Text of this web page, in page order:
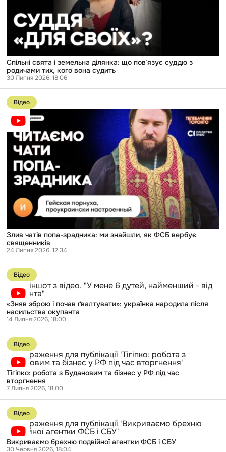
родичами
тих,
вона
судить
Спільні свята і земельна ділянка: що повʼязує суддю з
родичами тих, кого вона судить
30 Липня 2026, 18:06
Перейти
до
публікації
Злив
чатів
попа-
зрадника:
знайшли,
ФСБ
вербує
священників
Відео
Злив чатів попа-зрадника: ми знайшли, як ФСБ вербує
священників
24 Липня 2026, 12:34
Перейти
до
публікації
«Зняв
зброю
почав
ґвалтувати»:
українка
народила
після
насильства
окупанта
Відео
«Зняв зброю і почав ґвалтувати»: українка народила після
насильства окупанта
14 Липня 2026, 18:00
Перейти
до
публікації
Тігіпко:
робота
Будановим
та
бізнес
РФ
під
час
вторгнення
Відео
Тігіпко: робота з Будановим та бізнес у РФ під час
вторгнення
7 Липня 2026, 18:00
Перейти
до
публікації
Викриваємо
брехню
подвійної
Відео
Викриваємо брехню подвійної агентки ФСБ і СБУ
30 Червня 2026, 18:04